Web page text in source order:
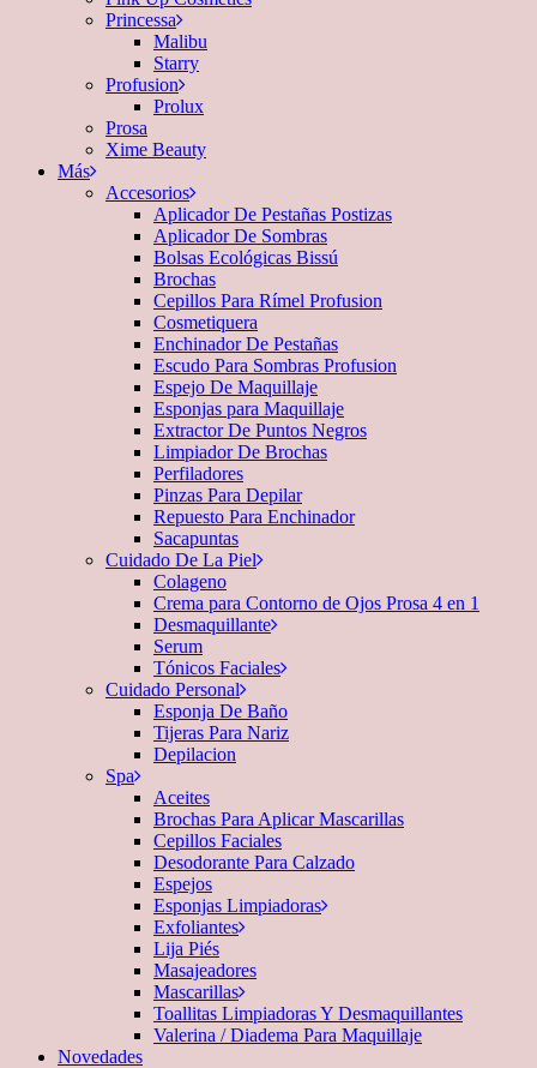
Princessa
Malibu
Starry
Profusion
Prolux
Prosa
Xime Beauty
Más
Accesorios
Aplicador De Pestañas Postizas
Aplicador De Sombras
Bolsas Ecológicas Bissú
Brochas
Cepillos Para Rímel Profusion
Cosmetiquera
Enchinador De Pestañas
Escudo Para Sombras Profusion
Espejo De Maquillaje
Esponjas para Maquillaje
Extractor De Puntos Negros
Limpiador De Brochas
Perfiladores
Pinzas Para Depilar
Repuesto Para Enchinador
Sacapuntas
Cuidado De La Piel
Colageno
Crema para Contorno de Ojos Prosa 4 en 1
Desmaquillante
Serum
Tónicos Faciales
Cuidado Personal
Esponja De Baño
Tijeras Para Nariz
Depilacion
Spa
Aceites
Brochas Para Aplicar Mascarillas
Cepillos Faciales
Desodorante Para Calzado
Espejos
Esponjas Limpiadoras
Exfoliantes
Lija Piés
Masajeadores
Mascarillas
Toallitas Limpiadoras Y Desmaquillantes
Valerina / Diadema Para Maquillaje
Novedades